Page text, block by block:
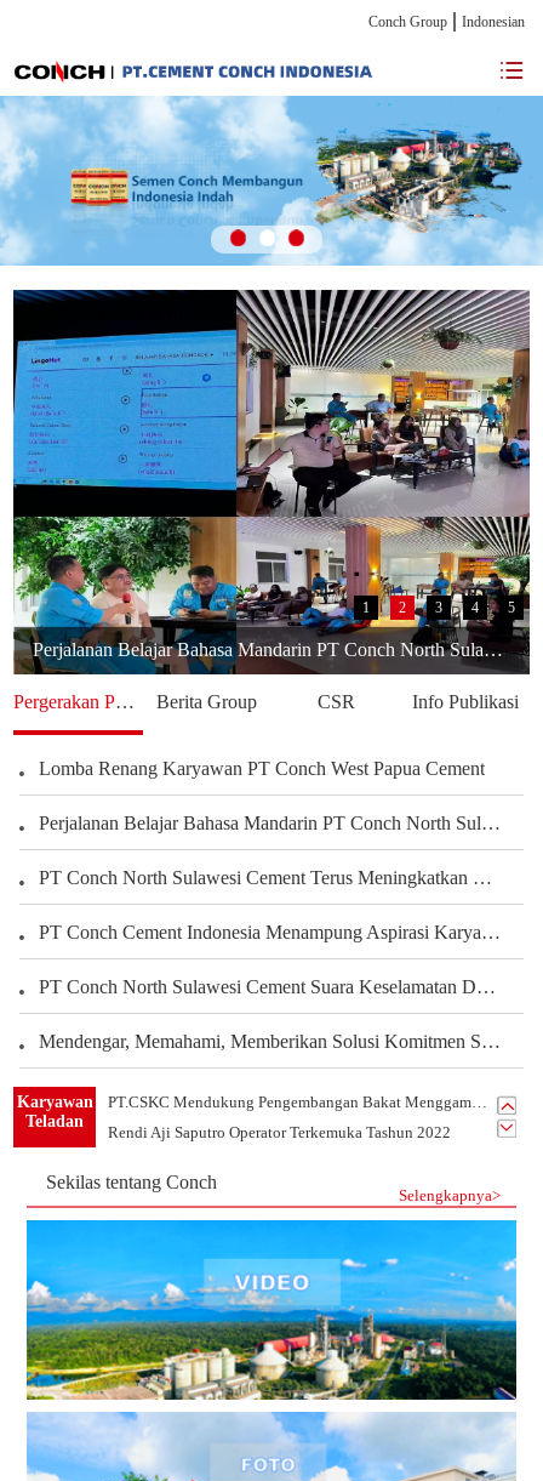
Conch Group Indonesian
Perjalanan Belajar Bahasa Mandarin PT Conch North Sulawesi Cement Berbagi Pengalaman Karyawan Dalam Mengembangkan Kemampuan Bahasa
1 2 3 4 5
Pergerakan Perusahaan Berita Group CSR Info Publikasi
Lomba Renang Karyawan PT Conch West Papua Cement
Perjalanan Belajar Bahasa Mandarin PT Conch North Sulawesi Cement Berbagi Pengalaman Karyawan Dalam Mengembangkan Kemampuan Bahasa
PT Conch North Sulawesi Cement Terus Meningkatkan Kepedulian terhadap Karyawan dan Pengembangan Kegiatan Olahraga serta Seni Untuk Membangun Kekuatan Tim, Menciptakan Perusahaan yang Harmonis
PT Conch Cement Indonesia Menampung Aspirasi Karyawan untuk Meningkatkan Kinerja Perusahaan
PT Conch North Sulawesi Cement Suara Keselamatan Dari Setiap Sudut Tambang Membangun Budaya Keselamatan Melalui Peran Seluruh Karyawan Departemen Tambang
Mendengar, Memahami, Memberikan Solusi Komitmen Semen Conch Mengutamakan Pelanggan
Karyawan
Teladan
PT.Conch South Kalimantan Cement yang Indah Rumahku
PT.CSKC Mendukung Pengembangan Bakat Menggambar Karyawan
Rendi Aji Saputro Operator Terkemuka Tashun 2022
Listrik Tim 1 -Tim Terkemuka Tahun 2021 PT.CSKC
Tim Mekanik-Tim Terkemuka Tahun 2021 PT.CSKC
Sekilas tentang Conch
Selengkapnya>